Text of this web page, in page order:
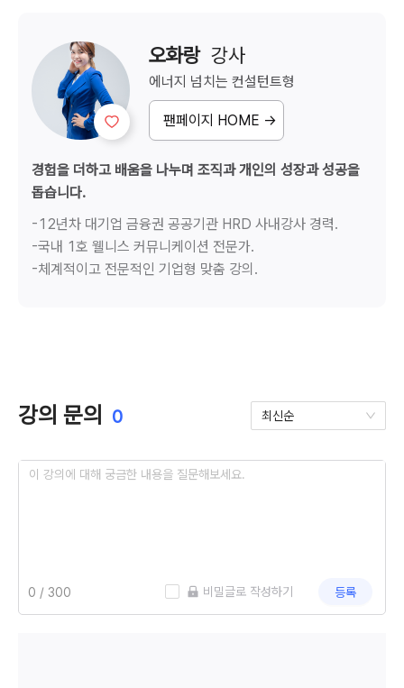
오화랑 강사
에너지 넘치는 컨설턴트형
팬페이지 HOME →
경험을 더하고 배움을 나누며 조직과 개인의 성장과 성공을
돕습니다.
-12년차 대기업 금융권 공공기관 HRD 사내강사 경력.
-국내 1호 웰니스 커뮤니케이션 전문가.
-체계적이고 전문적인 기업형 맞춤 강의.
강의 문의 0 최신순
비밀글로 작성하기 등록